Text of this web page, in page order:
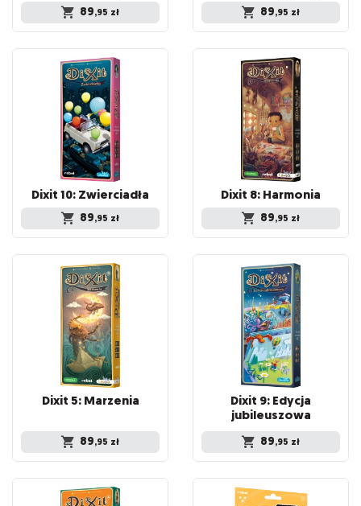
89,95 zł 89,95 zł
Dixit10:Zwierciadła
89,95 zł
Dixit 8:Harmonia
89,95 zł
Dixit5: Marzenia
89,95 zł
Dixit 9: Edycja
jubileuszowa
89,95 zł